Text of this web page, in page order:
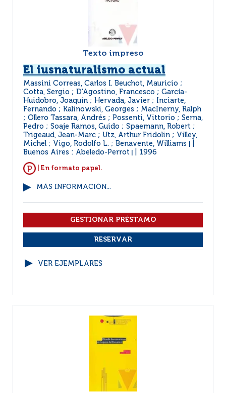
Texto impreso
El iusnaturalismo actual
Massini Correas, Carlos I. Beuchot, Mauricio ;
Cotta, Sergio ; D'Agostino, Francesco ; García-
Huidobro, Joaquín ; Hervada, Javier ; Inciarte,
Fernando ; Kalinowski, Georges ; MacInerny, Ralph
; Ollero Tassara, Andrés ; Possenti, Vittorio ; Serna,
Pedro ; Soaje Ramos, Guido ; Spaemann, Robert ;
Trigeaud, Jean-Marc ; Utz, Arthur Fridolin ; Villey,
Michel ; Vigo, Rodolfo L. ; Benavente, Williams
Buenos Aires : Abeledo-Perrot 1996
| En formato papel.
MÁS INFORMACIÓN...
VER EJEMPLARES